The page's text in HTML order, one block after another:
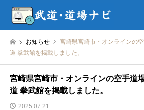
お知らせ
宮崎県宮崎市・オンラインの
道 拳武館を掲載しました。
宮崎県宮崎市・オンラインの空手道
道 拳武館を掲載しました。
2025.07.21